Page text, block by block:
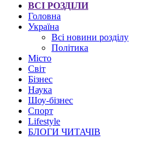
ВСІ РОЗДІЛИ
Головна
Україна
Всі новини розділу
Політика
Місто
Світ
Бізнес
Наука
Шоу-бізнес
Спорт
Lifestyle
БЛОГИ ЧИТАЧІВ